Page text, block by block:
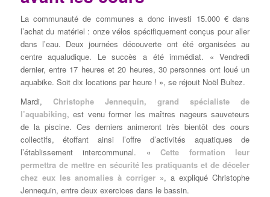
La communauté de communes a donc investi 15.000 € dans
l’achat du matériel : onze vélos spécifiquement conçus pour aller
dans l’eau. Deux journées découverte ont été organisées au
centre aqualudique. Le succès a été immédiat. « Vendredi
dernier, entre 17 heures et 20 heures, 30 personnes ont loué un
aquabike. Soit dix locations par heure ! », se réjouit Noël Bultez.
Mardi, Christophe Jennequin, grand spécialiste de
l’aquabiking, est venu former les maîtres nageurs sauveteurs
de la piscine. Ces derniers animeront très bientôt des cours
collectifs, étoffant ainsi l’offre d’activités aquatiques de
l’établissement intercommunal. «Cette formation leur
permettra de mettre en sécurité les pratiquants et de déceler
chez eux les anomalies à corriger », a expliqué Christophe
Jennequin, entre deux exercices dans le bassin.